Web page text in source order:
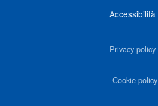
Accessibilità
Privacy policy
Cookie policy